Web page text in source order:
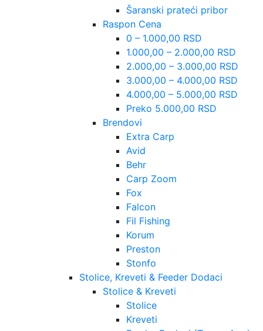
Šaranski prateći pribor
Raspon Cena
0 – 1.000,00 RSD
1.000,00 – 2.000,00 RSD
2.000,00 – 3.000,00 RSD
3.000,00 – 4.000,00 RSD
4.000,00 – 5.000,00 RSD
Preko 5.000,00 RSD
Brendovi
Extra Carp
Avid
Behr
Carp Zoom
Fox
Falcon
Fil Fishing
Korum
Preston
Stonfo
Stolice, Kreveti & Feeder Dodaci
Stolice & Kreveti
Stolice
Kreveti